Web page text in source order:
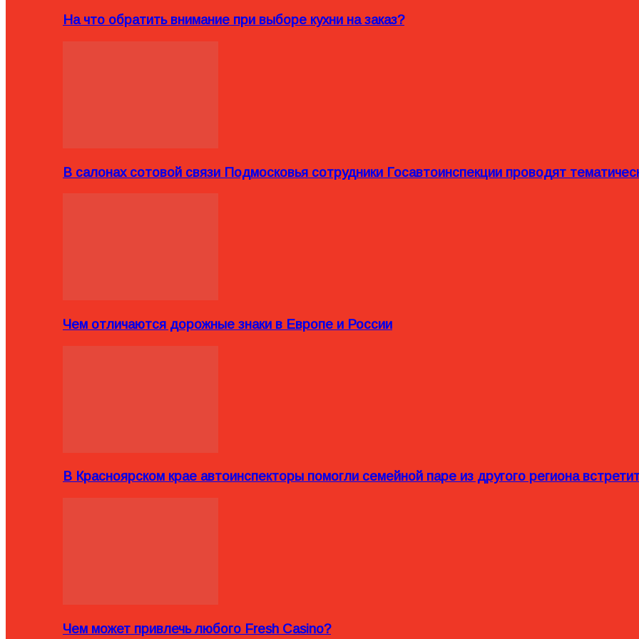
На что обратить внимание при выборе кухни на заказ?
В салонах сотовой связи Подмосковья сотрудники Госавтоинспекции проводят
Чем отличаются дорожные знаки в Европе и России
В Красноярском крае автоинспекторы помогли семейной паре из другого региона
Чем может привлечь любого Fresh Casino?